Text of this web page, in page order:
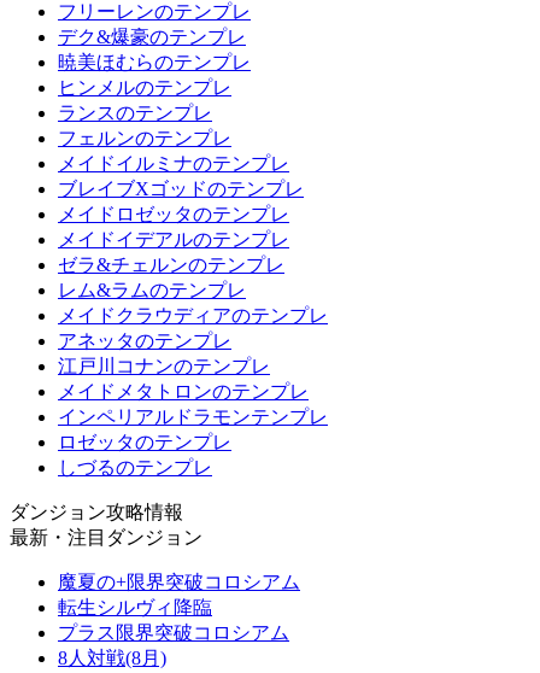
フリーレンのテンプレ
デク&爆豪のテンプレ
暁美ほむらのテンプレ
ヒンメルのテンプレ
ランスのテンプレ
フェルンのテンプレ
メイドイルミナのテンプレ
ブレイブXゴッドのテンプレ
メイドロゼッタのテンプレ
メイドイデアルのテンプレ
ゼラ&チェルンのテンプレ
レム&ラムのテンプレ
メイドクラウディアのテンプレ
アネッタのテンプレ
江戸川コナンのテンプレ
メイドメタトロンのテンプレ
インペリアルドラモンテンプレ
ロゼッタのテンプレ
しづるのテンプレ
ダンジョン攻略情報
最新・注目ダンジョン
魔夏の+限界突破コロシアム
転生シルヴィ降臨
プラス限界突破コロシアム
8人対戦(8月)